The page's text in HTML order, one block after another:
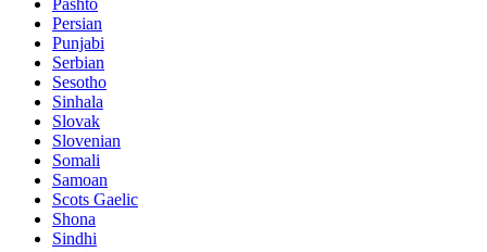
Persian
Punjabi
Serbian
Sesotho
Sinhala
Slovak
Slovenian
Somali
Samoan
Scots Gaelic
Shona
Sindhi